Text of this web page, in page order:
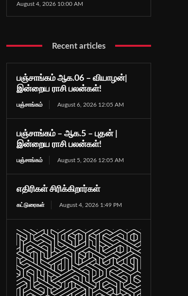
August 4, 2026 10:00 AM
Recent articles
பஞ்சாங்கம் ஆக.06 – வியாழன்|
இன்றைய ராசி பலன்கள்!
பஞ்சாங்கம் August 6, 2026 12:05 AM
பஞ்சாங்கம் – ஆக.5 – புதன் |
இன்றைய ராசி பலன்கள்!
பஞ்சாங்கம் August 5, 2026 12:05 AM
எதிரிகள் சிரிக்கிறார்கள்
கட்டுரைகள் August 4, 2026 1:49 PM